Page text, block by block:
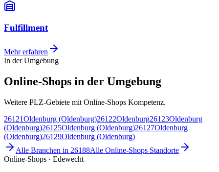
Fulfillment
Mehr erfahren
In der Umgebung
Online-Shops in der Umgebung
Weitere PLZ-Gebiete mit Online-Shops Kompetenz.
26121Oldenburg (Oldenburg)26122Oldenburg26123Oldenburg
(Oldenburg)26125Oldenburg (Oldenburg)26127Oldenburg
(Oldenburg)26129Oldenburg (Oldenburg)
Alle Branchen in 26188Alle Online-Shops Standorte
Online-Shops · Edewecht